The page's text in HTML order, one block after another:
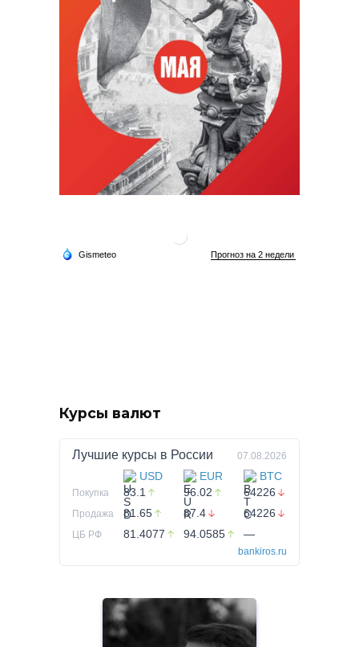
Курсы валют
Лучшие курсы в России 07.08.2026
USD EUR BTC
Покупка 83.1 96.02 64226
Продажа 81.65 87.4 64226
ЦБ РФ 81.4077 94.0585 —
bankiros.ru